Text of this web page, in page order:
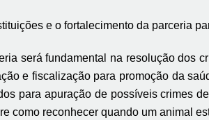
e o fortalecimento da parceria
será fundamental na resolução dos
e fiscalização para promoção da
para apuração de possíveis crimes
como reconhecer quando um animal